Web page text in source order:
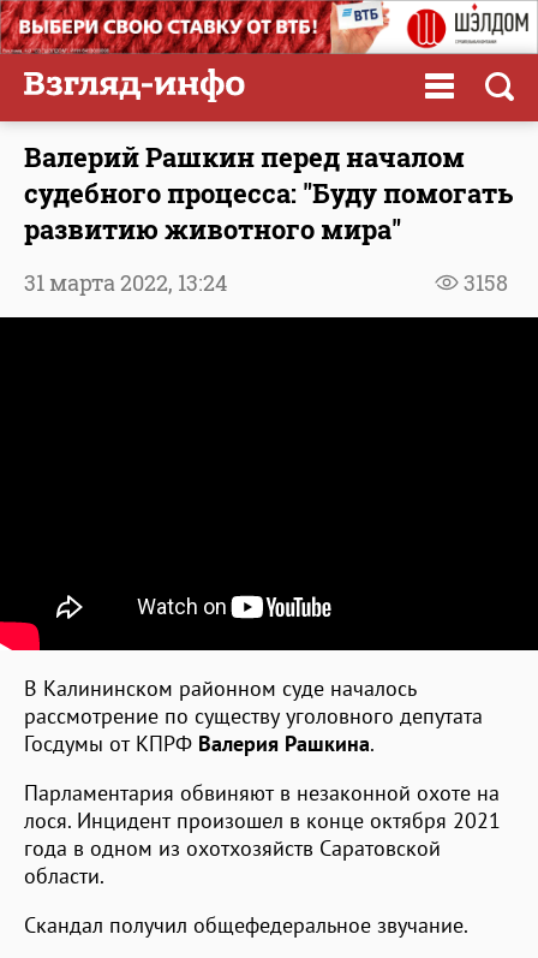
Валерий Рашкин перед началом
судебного процесса: "Буду помогать
развитию животного мира"
3158
31 марта 2022, 13:24
В Калининском районном суде началось
рассмотрение по существу уголовного депутата
Госдумы от КПРФ Валерия Рашкина.
Парламентария обвиняют в незаконной охоте на
лося. Инцидент произошел в конце октября 2021
года в одном из охотхозяйств Саратовской
области.
Скандал получил общефедеральное звучание.